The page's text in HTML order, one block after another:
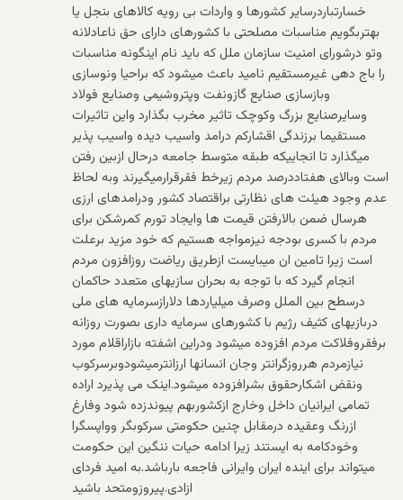
خسارتباردرسایر کشورها و واردات بی رویه کالاهای بنجل یا
بهتربگویم مناسبات مصلحتی با کشورهای دارای حق ناعادلانه
وتو درشورای امنیت سازمان ملل که باید نام اینگونه مناسبات
را باج دهی غیرمستقیم نامید باعث میشود که براحیا ونوسازی
وبازسازی صنایع گازونفت وپتروشیمی وصنایع فولاد
وسایرصنایع بزرگ وکوچک تاثیر مخرب بگذارد واین تاثیرات
مستقیما برزندگی اقشارکم درامد واسیب دیده واسیب پذیر
میگذارد تا انجاییکه طبقه متوسط جامعه درحال ازبین رفتن
است وبالای هفتاددرصد مردم زیرخط فقرقرارمیگیرند وبه لحاظ
عدم وجود هیئت های نظارتی براقتصاد کشور ودرامدهای ارزی
هرسال ضمن بالارفتن قیمت ها وایجاد تورم کمرشکن برای
مردم با کسری بودجه نیزمواجه هستیم که خود مزید برعلت
است زیرا تامین ان میبایست ازطریق ریاضت روزافزون مردم
انجام گیرد که با توجه به بحران سازیهای متعدد حاکمان
درسطح بین الملل وصرف میلیاردها دلارازسرمایه های ملی
دربازیهای کثیف رژیم با کشورهای سرمایه داری بصورت روزانه
برفقروفلاکت مردم افزوده میشود ودراین اشفته بازاراقلام مورد
نیازمردم هرروزگرانتر وجان انسانها ارزانترمیشودوبرسرکوب
ونقض اشکارحقوق بشرافزوده میشود.اینک می پذیرد اراده
تمامی ایرانیان داخل وخارج ازکشوربهم پیوندزده شود وفارغ
ازرنگ وعقیده درمقابل چنین حکومتی سرکوبگر وواپسگرا
وخودکامه به ایستند زیرا ادامه حیات ننگین این حکومت
میتواند برای اینده ایران وایرانی فاجعه بارباشد.به امید فردای
ازادی.پیروزومتحد باشید